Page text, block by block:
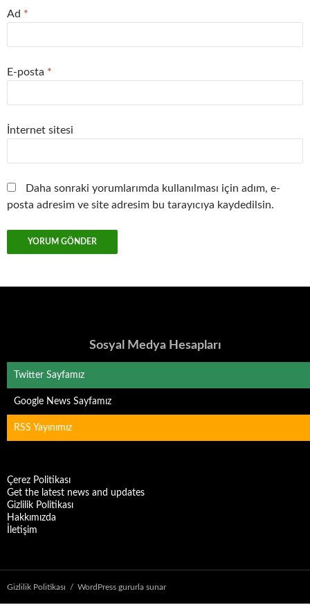
Ad *
E-posta *
İnternet sitesi
Daha sonraki yorumlarımda kullanılması için adım, e-
posta adresim ve site adresim bu tarayıcıya kaydedilsin.
Sosyal Medya Hesapları
Twitter Sayfamız
Google News Sayfamız
RSS Yayınımız
Çerez Politikası
Get the latest news and updates
Gizlilik Politikası
Hakkımızda
İletişim
Gizlilik Politikası WordPress gururla sunar